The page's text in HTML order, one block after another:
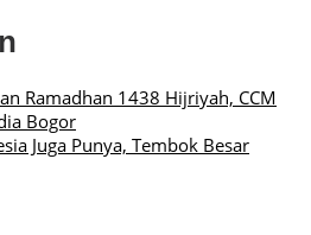
Ramadhan 1438 Hijriyah, CCM
Bogor
Juga Punya, Tembok Besar